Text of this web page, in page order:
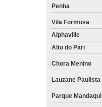
Penha
Vila Formosa
Alphaville
Alto do Pari
Chora Menino
Lauzane Paulista
Parque Mandaqui